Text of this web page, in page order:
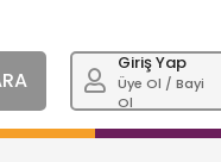
Giriş Yap
Üye Ol / Bayi
Ol